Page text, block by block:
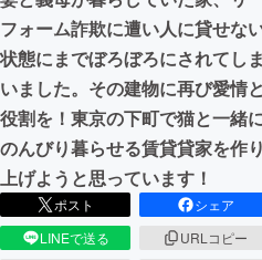
CAMPFIRE for Social Good
CAMPFIREふるさと納税
フォーム詐欺に遭い人に貸せな
状態にまでぼろぼろにされてしま
いました。その建物に再び愛情と
役割を！東京の下町で猫と一緒
のんびり暮らせる賃貸貸家を作り
上げようと思っています！
ポスト
シェア
LINEで送る
URLコピー